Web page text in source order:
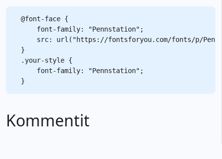
@font-face {
    font-family: "Pennstation";
src: url("https://fontsforyou.com/fonts/p/
}
.your-style {
    font-family: "Pennstation";
Kommentit